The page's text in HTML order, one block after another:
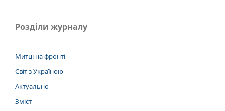
Розділи журналу
Митці на фронті
Світ з Україною
Актуально
Зміст